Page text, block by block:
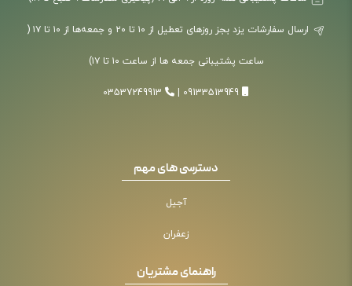
ارسال سفارشات یزد بجز روزهای تعطیل از ۱۰ تا ۲۰ و جمعه‌ها از ۱۰ تا ۱۷ (
ساعت پشتیبانی جمعه ها از ساعت ۱۰ تا ۱۷)
09133513949
03537249913
دسترسی های مهم
آجیل
زعفران
راهنمای مشتریان